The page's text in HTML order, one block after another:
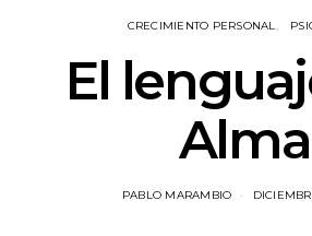
CRECIMIENTO PERSONAL
El
Alma
PABLO MARAMBIO